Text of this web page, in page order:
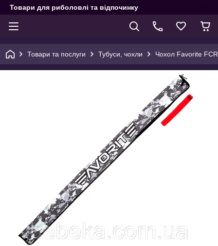
Товари для риболовлі та відпочинку
Товари та послуги Тубуси, чохли Чохол Favorite